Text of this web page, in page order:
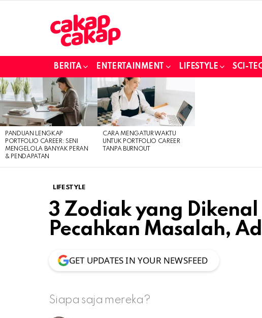
BERITA ENTERTAINMENT LIFESTYLE SCI-
LATEST
STORIES
PANDUAN LENGKAP
PORTFOLIO CAREER: SENI
MENGELOLA BANYAK PERAN
& PENDAPATAN
CARA MENGATUR WAKTU
UNTUK PORTFOLIO CAREER
TANPA BURNOUT
LIFESTYLE
3 Zodiak yang Dikenal
Pecahkan Masalah,
GET UPDATES IN YOUR NEWSFEED
Siapa saja mereka?